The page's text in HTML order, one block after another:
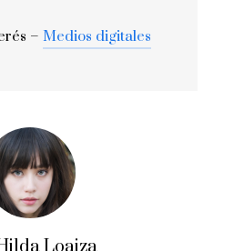
– Medios digitales